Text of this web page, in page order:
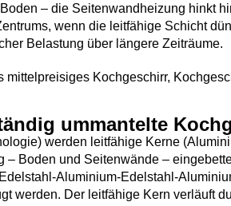
– die Seitenwandheizung hinkt
wenn die leitfähige Schicht
Belastung über längere Zeiträume.
Kochgeschirr,
ummantelte
werden leitfähige Kerne
Boden und Seitenwände –
Aluminium-Edelstahl-
werden. Der leitfähige Kern verläuft